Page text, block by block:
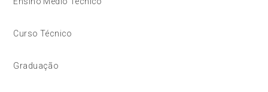
Curso Técnico
Graduação